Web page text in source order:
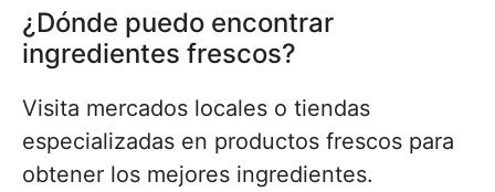
¿Dónde puedo encontrar
ingredientes frescos?
Visita mercados locales o tiendas
especializadas en productos frescos para
obtener los mejores ingredientes.